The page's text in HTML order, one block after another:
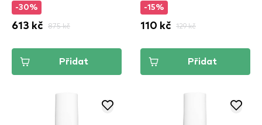
-30%
613 kč 875 kč
Přidat
-15%
110 kč 129 kč
Přidat